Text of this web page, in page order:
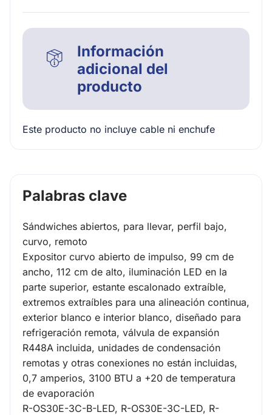
Información
adicional del
producto
Este producto no incluye cable ni enchufe
Palabras clave
Sándwiches abiertos, para llevar, perfil bajo,
curvo, remoto
Expositor curvo abierto de impulso, 99 cm de
ancho, 112 cm de alto, iluminación LED en la
parte superior, estante escalonado extraíble,
extremos extraíbles para una alineación continua,
exterior blanco e interior blanco, diseñado para
refrigeración remota, válvula de expansión
R448A incluida, unidades de condensación
remotas y otras conexiones no están incluidas,
0,7 amperios, 3100 BTU a +20 de temperatura
de evaporación
R-OS30E-3C-B-LED, R-OS30E-3C-LED, R-